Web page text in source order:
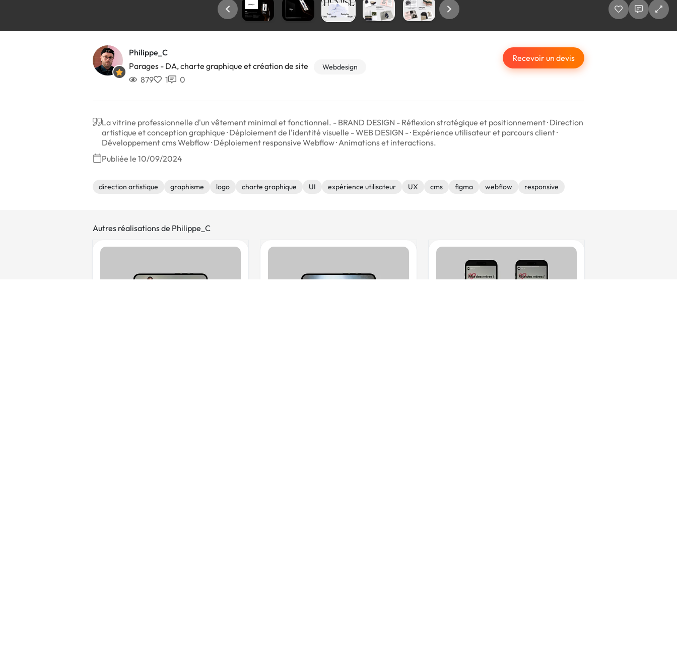
Philippe_C
Parages - DA, charte graphique et création de site
Webdesign
879 1 0
Recevoir un devis
La vitrine professionnelle d'un vêtement minimal et fonctionnel. - BRAND DESIGN - Réflexion stratégique et positionnement · Direction
artistique et conception graphique · Déploiement de l'identité visuelle - WEB DESIGN - · Expérience utilisateur et parcours client ·
Développement cms Webflow · Déploiement responsive Webflow · Animations et interactions.
Publiée le 10/09/2024
direction artistique graphisme logo charte graphique UI expérience utilisateur UX cms figma webflow responsive
Autres réalisations de Philippe_C